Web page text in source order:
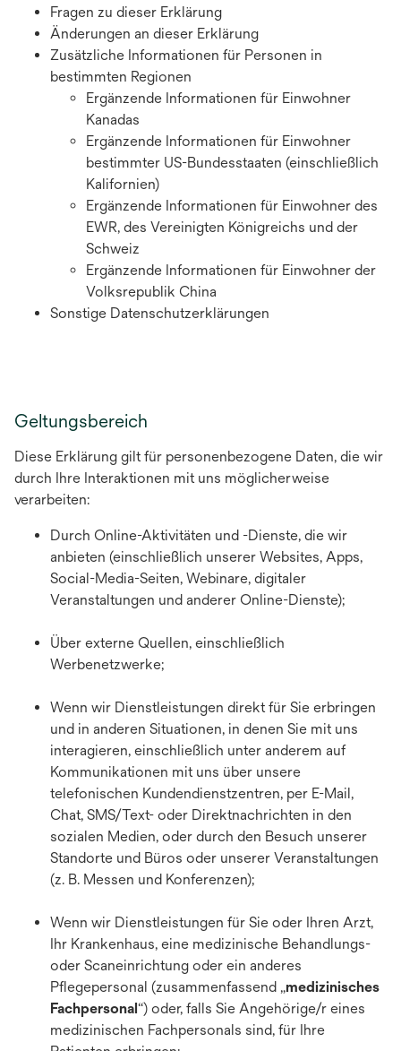
Fragen zu dieser Erklärung
Änderungen an dieser Erklärung
Zusätzliche Informationen für Personen in
bestimmten Regionen
Ergänzende Informationen für Einwohner
Kanadas
Ergänzende Informationen für Einwohner
bestimmter US-Bundesstaaten (einschließlich
Kalifornien)
Ergänzende Informationen für Einwohner des
EWR, des Vereinigten Königreichs und der
Schweiz
Ergänzende Informationen für Einwohner der
Volksrepublik China
Sonstige Datenschutzerklärungen
Geltungsbereich
Diese Erklärung gilt für personenbezogene Daten, die wir
durch Ihre Interaktionen mit uns möglicherweise
verarbeiten:
Durch Online-Aktivitäten und -Dienste, die wir
anbieten (einschließlich unserer Websites, Apps,
Social-Media-Seiten, Webinare, digitaler
Veranstaltungen und anderer Online-Dienste);
Über externe Quellen, einschließlich
Werbenetzwerke;
Wenn wir Dienstleistungen direkt für Sie erbringen
und in anderen Situationen, in denen Sie mit uns
interagieren, einschließlich unter anderem auf
Kommunikationen mit uns über unsere
telefonischen Kundendienstzentren, per E-Mail,
Chat, SMS/Text- oder Direktnachrichten in den
sozialen Medien, oder durch den Besuch unserer
Standorte und Büros oder unserer Veranstaltungen
(z. B. Messen und Konferenzen);
Wenn wir Dienstleistungen für Sie oder Ihren Arzt,
Ihr Krankenhaus, eine medizinische Behandlungs-
oder Scaneinrichtung oder ein anderes
Pflegepersonal (zusammenfassend „medizinisches
Fachpersonal“) oder, falls Sie Angehörige/r eines
medizinischen Fachpersonals sind, für Ihre